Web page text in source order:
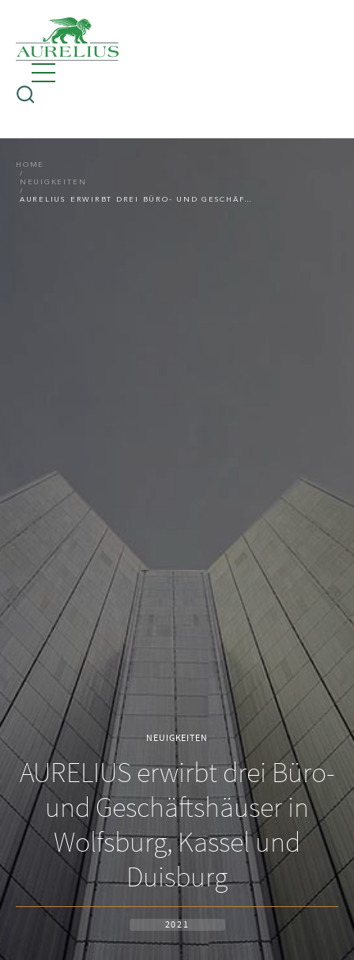
HOME
NEUIGKEITEN
AURELIUS ERWIRBT DREI BÜRO- UND GESCHÄFTSHÄUSER IN WOLFSBURG, KASSEL UND DUISBURG
NEUIGKEITEN
AURELIUS erwirbt drei Büro-
und Geschäftshäuser in
Wolfsburg, Kassel und
Duisburg
2021